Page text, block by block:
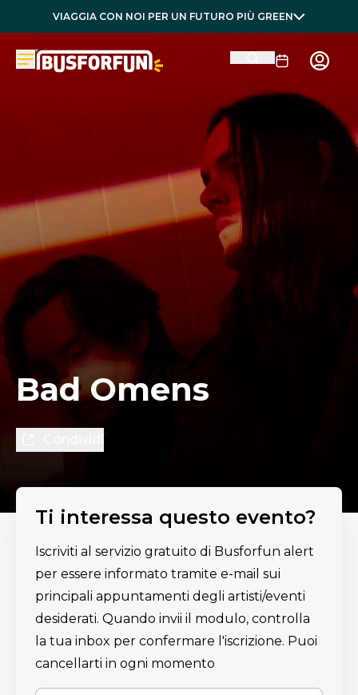
VIAGGIA CON NOI PER UN FUTURO PIÙ GREEN
Bad Omens
Ti interessa questo evento?
Iscriviti al servizio gratuito di Busforfun alert
per essere informato tramite e-mail sui
principali appuntamenti degli artisti/eventi
desiderati. Quando invii il modulo, controlla
la tua inbox per confermare l'iscrizione. Puoi
cancellarti in ogni momento